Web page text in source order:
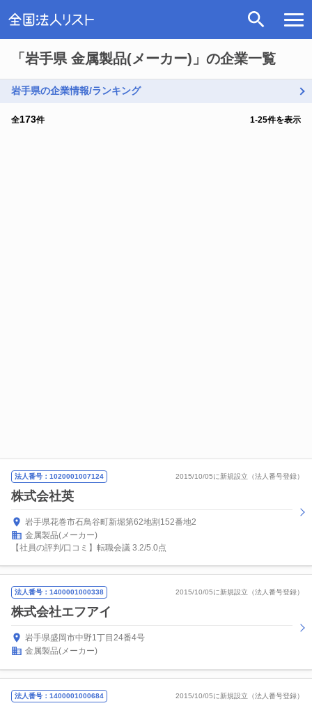
「岩手県 金属製品(メーカー)」の企業一覧
岩手県の企業情報/ランキング
全173件 1-25件を表示
法人番号：1020001007124 2015/10/05に新規設立（法人番号登録）
株式会社英
岩手県花巻市石鳥谷町新堀第62地割152番地2
金属製品(メーカー)
【社員の評判/口コミ】転職会議 3.2/5.0点
法人番号：1400001000338 2015/10/05に新規設立（法人番号登録）
株式会社エフアイ
岩手県盛岡市中野1丁目24番4号
金属製品(メーカー)
法人番号：1400001000684 2015/10/05に新規設立（法人番号登録）